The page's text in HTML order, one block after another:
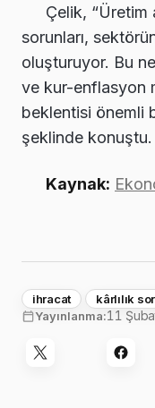
Çelik, “Üretim
sorunları,
oluşturuyor. Bu
ve kur-enflasyon
beklentisi önemli
şeklinde konuştu.
Kaynak:
ihracat kârlılık
Yayınlanma:11